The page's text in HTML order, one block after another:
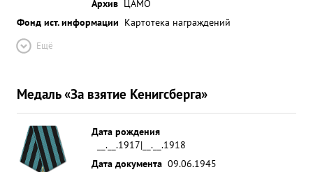
Архив ЦАМО
Фонд ист. информации Картотека награждений
Ещё
Медаль «За взятие Кенигсберга»
Дата рождения
__.__.1917|__.__.1918
Дата документа 09.06.1945